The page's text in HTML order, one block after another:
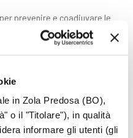
in Zola Predosa (BO),
o il "Titolare"), in qualità
informare gli utenti (gli
prevenire e coadiuvare le
soggetti a rischio, cioè